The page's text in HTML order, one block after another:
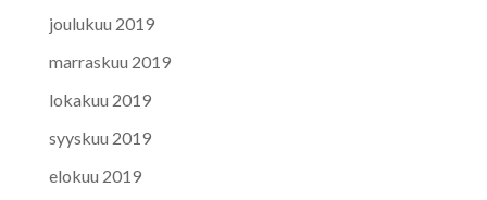
joulukuu 2019
marraskuu 2019
lokakuu 2019
syyskuu 2019
elokuu 2019